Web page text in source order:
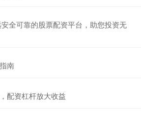
全可靠的股票配资平台，助您投资无
南
配资杠杆放大收益